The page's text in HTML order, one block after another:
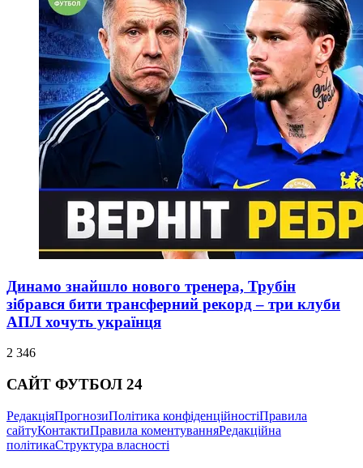
Динамо знайшло нового тренера, Трубін
зібрався бити трансферний рекорд – три клуби
АПЛ хочуть українця
2 346
САЙТ ФУТБОЛ 24
РедакціяПрогнозиПолітика конфіденційностіПравила
сайтуКонтактиПравила коментуванняРедакційна
політикаСтруктура власності